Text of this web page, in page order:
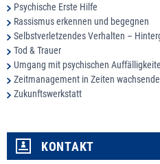
Psychische Erste Hilfe
Rassismus erkennen und begegnen
Selbstverletzendes Verhalten –
Tod & Trauer
Umgang mit psychischen
Zeitmanagement in Zeiten
Zukunftswerkstatt
KONTAKT